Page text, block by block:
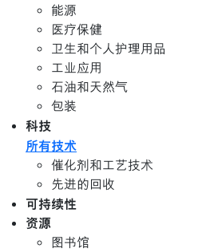
能源
医疗保健
卫生和个人护理用品
工业应用
石油和天然气
包装
科技
所有技术
催化剂和工艺技术
先进的回收
可持续性
资源
图书馆